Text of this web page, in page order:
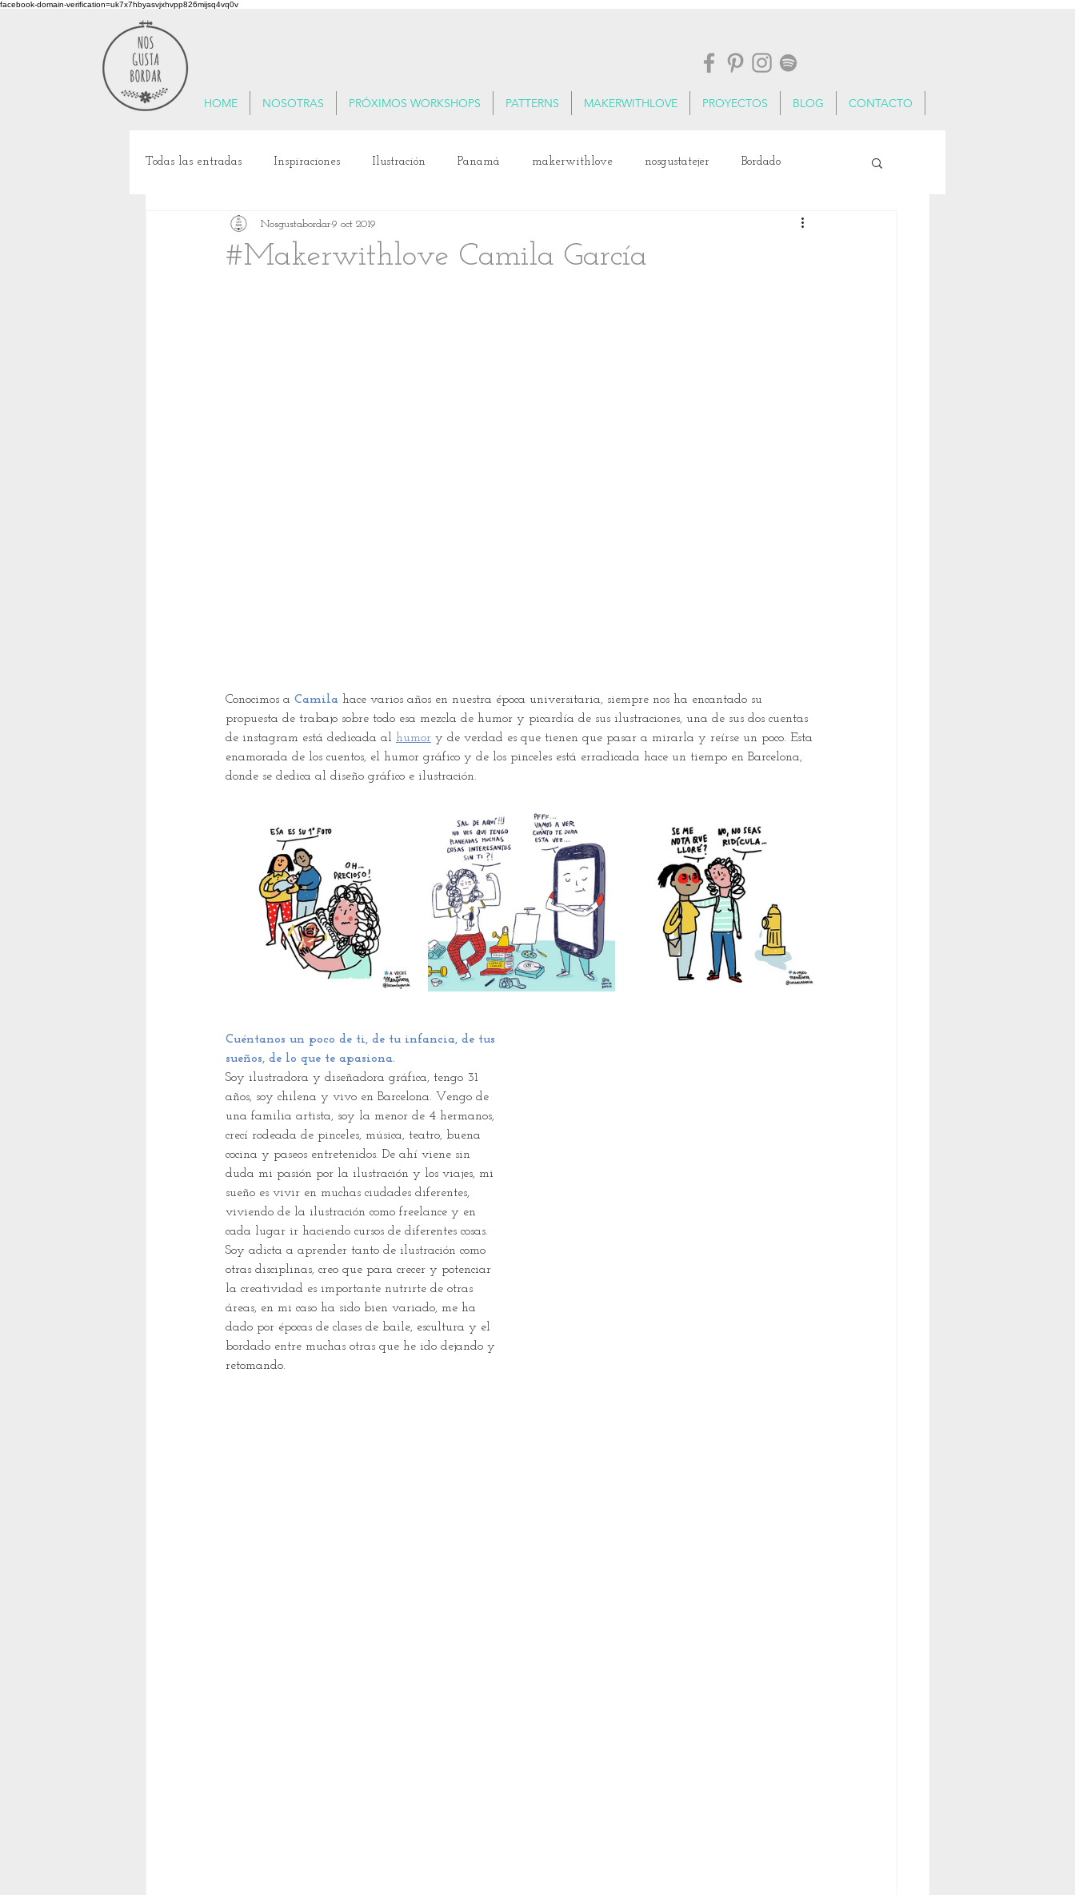
facebook-domain-verification=uk7x7hbyasvjxhvpp826mijsq4vq0v
HOME NOSOTRAS PRÓXIMOS WORKSHOPS PATTERNS MAKERWITHLOVE PROYECTOS BLOG CONTACTO
Todas las entradas Inspiraciones Ilustración Panamá makerwithlove nosgustatejer Bordado
Patrimonio Cultural Viajes Textiles
#Makerwithlove Camila García
Nosgustabordar9 oct 2019
Conocimos a Camila hace varios años en nuestra época universitaria, siempre nos ha encantado su
propuesta de trabajo sobre todo esa mezcla de humor y picardía de sus ilustraciones, una de sus dos cuentas
de instagram está dedicada al humor y de verdad es que tienen que pasar a mirarla y reírse un poco. Esta
enamorada de los cuentos, el humor gráfico y de los pinceles está erradicada hace un tiempo en Barcelona,
donde se dedica al diseño gráfico e ilustración.
Cuéntanos un poco de ti, de tu infancia, de tus
sueños, de lo que te apasiona.
Soy ilustradora y diseñadora gráfica, tengo 31
años, soy chilena y vivo en Barcelona. Vengo de
una familia artista, soy la menor de 4 hermanos,
crecí rodeada de pinceles, música, teatro, buena
cocina y paseos entretenidos. De ahí viene sin
duda mi pasión por la ilustración y los viajes, mi
sueño es vivir en muchas ciudades diferentes,
viviendo de la ilustración como freelance y en
cada lugar ir haciendo cursos de diferentes cosas.
Soy adicta a aprender tanto de ilustración como
otras disciplinas, creo que para crecer y potenciar
la creatividad es importante nutrirte de otras
áreas, en mi caso ha sido bien variado, me ha
dado por épocas de clases de baile, escultura y el
bordado entre muchas otras que he ido dejando y
retomando.